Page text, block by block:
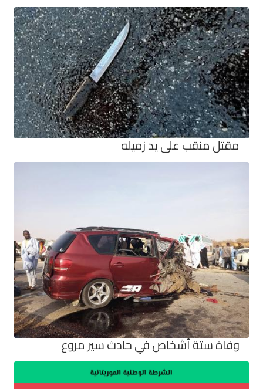
مقتل منقب على يد زميله
وفاة ستة أشخاص في حادث سير مروع